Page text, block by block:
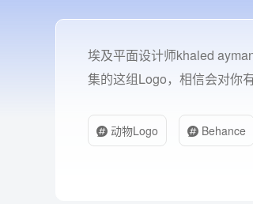
埃及平面设计师khaled
集的这组Logo，相信会对你
动物Logo Behance